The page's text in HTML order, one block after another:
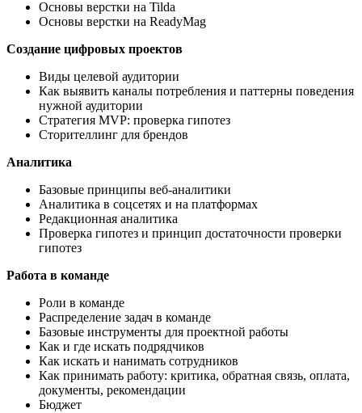
Основы верстки на Tilda
Основы верстки на ReadyMag
Создание цифровых проектов
Виды целевой аудитории
Как выявить каналы потребления и паттерны поведения
нужной аудитории
Стратегия MVP: проверка гипотез
Сторителлинг для брендов
Аналитика
Базовые принципы веб-аналитики
Аналитика в соцсетях и на платформах
Редакционная аналитика
Проверка гипотез и принцип достаточности проверки
гипотез
Работа в команде
Роли в команде
Распределение задач в команде
Базовые инструменты для проектной работы
Как и где искать подрядчиков
Как искать и нанимать сотрудников
Как принимать работу: критика, обратная связь, оплата,
документы, рекомендации
Бюджет